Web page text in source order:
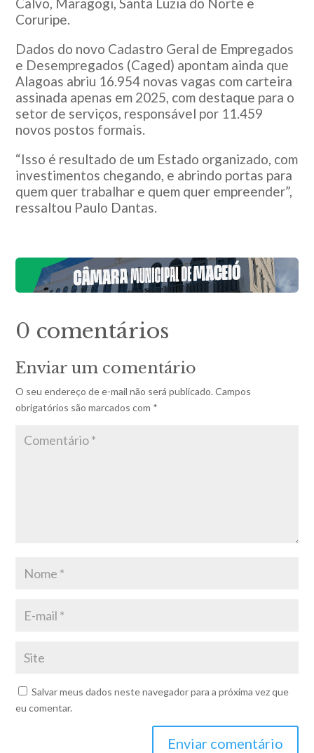
Calvo, Maragogi,Santa Luzia do Norte e
Coruripe.
Dados do novo Cadastro Geral de Empregados
e Desempregados (Caged) apontam ainda que
Alagoas abriu 16.954 novas vagas com carteira
assinada apenas em 2025, com destaque para o
setor de serviços, responsável por 11.459
novos postos formais.
“Isso é resultado de um Estado organizado, com
investimentos chegando, e abrindo portas para
quem quer trabalhar e quem quer empreender”,
ressaltou Paulo Dantas.
0 comentários
Enviar um comentário
O seu endereço de e-mail não será publicado. Campos
obrigatórios são marcados com *
Salvar meus dados neste navegador para a próxima vez que
eu comentar.
Enviar comentário